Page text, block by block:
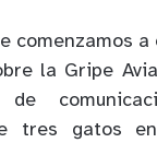
comenzamos a
la Gripe
tres gatos